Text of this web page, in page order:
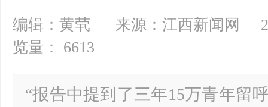
编辑：黄茕 来源：江西新闻网
览量： 6613
“报告中提到了三年15万青年留